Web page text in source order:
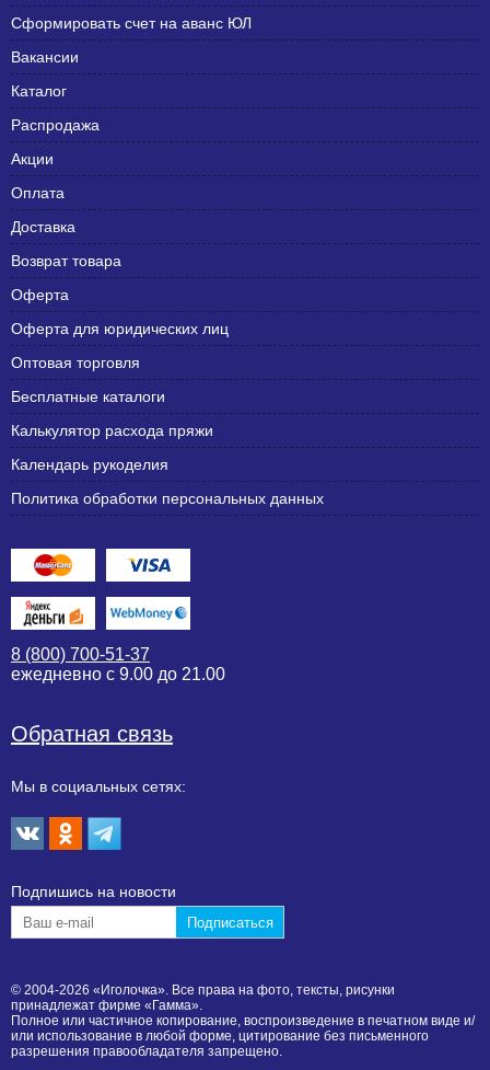
Сформировать счет на аванс ЮЛ
Вакансии
Каталог
Распродажа
Акции
Оплата
Доставка
Возврат товара
Оферта
Оферта для юридических лиц
Оптовая торговля
Бесплатные каталоги
Калькулятор расхода пряжи
Календарь рукоделия
Политика обработки персональных данных
8 (800) 700-51-37
ежедневно с 9.00 до 21.00
Обратная связь
Мы в социальных сетях:
Подпишиcь на новости
© 2004-2026 «Иголочка». Все права на фото, тексты, рисунки
принадлежат фирме «Гамма».
Полное или частичное копирование, воспроизведение в печатном виде и/
или использование в любой форме, цитирование без письменного
разрешения правообладателя запрещено.